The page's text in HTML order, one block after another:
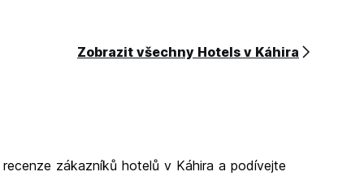
Zobrazit všechny Hotels v Káhira
zákazníků hotelů v Káhira a podívejte